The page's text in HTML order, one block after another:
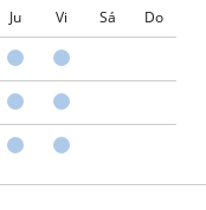
Ju Vi Sá Do